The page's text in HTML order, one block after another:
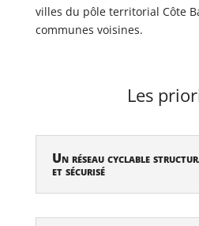
villes du pôle territorial Côte
communes voisines.
Les
Un réseau cyclable
et sécurisé